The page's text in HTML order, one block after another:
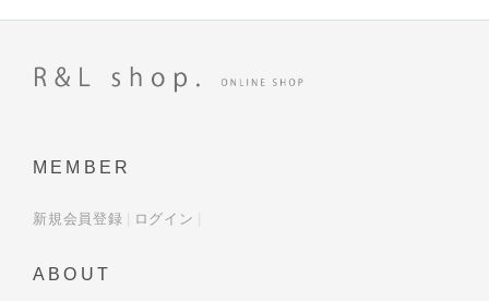
MEMBER
新規会員登録 ログイン
ABOUT